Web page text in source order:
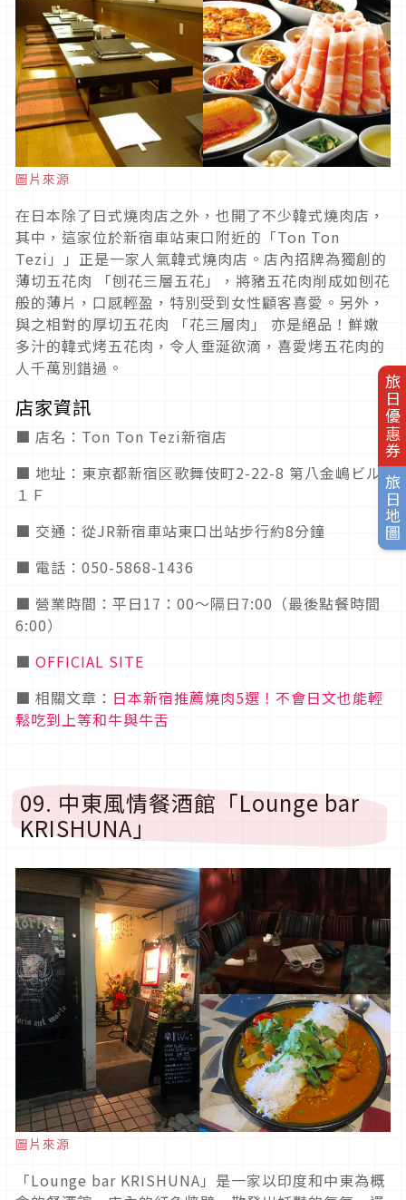
旅日優惠券
旅日地圖
圖片來源
在日本除了日式燒肉店之外，也開了不少韓式燒肉店，
其中，這家位於新宿車站東口附近的「Ton Ton
Tezi」」正是一家人氣韓式燒肉店。店內招牌為獨創的
薄切五花肉 「刨花三層五花」，將豬五花肉削成如刨花
般的薄片，口感輕盈，特別受到女性顧客喜愛。另外，
與之相對的厚切五花肉 「花三層肉」 亦是絕品！鮮嫩
多汁的韓式烤五花肉，令人垂涎欲滴，喜愛烤五花肉的
人千萬別錯過。
店家資訊
■ 店名：Ton Ton Tezi新宿店
■ 地址：東京都新宿区歌舞伎町2-22-8 第八金嶋ビル
１Ｆ
■ 交通：從JR新宿車站東口出站步行約8分鐘
■ 電話：050-5868-1436
■ 營業時間：平日17：00～隔日7:00（最後點餐時間
6:00）
■ OFFICIAL SITE
■ 相關文章： 日本新宿推薦燒肉5選！不會日文也能輕
鬆吃到上等和牛與牛舌
09. 中東風情餐酒館「Lounge bar
KRISHUNA」
圖片來源
「Lounge bar KRISHUNA」是一家以印度和中東為概